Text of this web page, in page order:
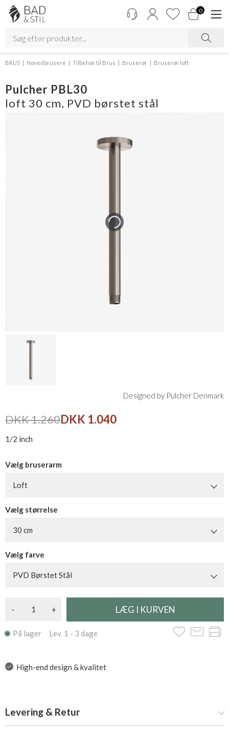
0
BRUS Hovedbrusere Tilbehør til Brus Bruserør Bruserør loft
Pulcher PBL30
loft 30 cm, PVD børstet stål
Designed by Pulcher Denmark
DKK 1.260DKK 1.040
1/2 inch
Vælg bruserarm
Loft
Vælg størrelse
30 cm
Vælg farve
PVD Børstet Stål
- +
På lager Lev. 1 - 3 dage
High-end design & kvalitet
Levering & Retur